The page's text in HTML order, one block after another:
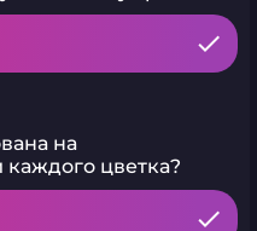
на
цветка?